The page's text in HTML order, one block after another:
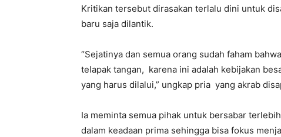
Kritikan tersebut dirasakan terlalu dini untuk
baru saja dilantik.
“Sejatinya dan semua orang sudah faham
telapak tangan, karena ini adalah kebijakan
yang harus dilalui,” ungkap pria yang akrab
Ia meminta semua pihak untuk bersabar
dalam keadaan prima sehingga bisa fokus